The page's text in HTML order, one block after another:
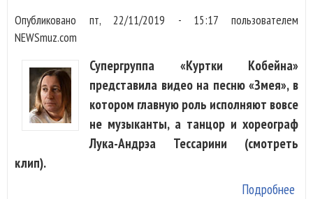
Опубликовано пт, 22/11/2019 - 15:17 пользователем
NEWSmuz.com
Супергруппа «Куртки Кобейна»
представила видео на песню «Змея», в
котором главную роль исполняют вовсе
не музыканты, а танцор и хореограф
Лука-Андрэа Тессарини (смотреть
клип).
Подробнее